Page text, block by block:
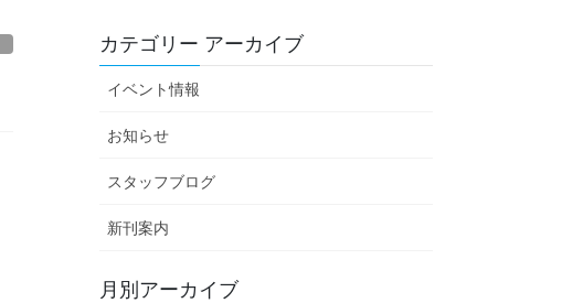
カテゴリー アーカイブ
イベント情報
お知らせ
スタッフブログ
新刊案内
月別アーカイブ